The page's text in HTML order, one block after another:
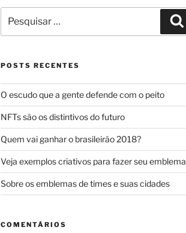
por:
POSTS RECENTES
O escudo que a gente defende com o peito
NFTs são os distintivos do futuro
Quem vai ganhar o brasileirão 2018?
Veja exemplos criativos para fazer seu emblema
Sobre os emblemas de times e suas cidades
COMENTÁRIOS